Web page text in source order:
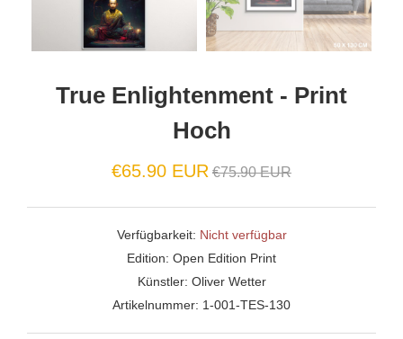
True Enlightenment - Print
Hoch
€65.90 EUR Normaler
€75.90 EUR
Verfügbarkeit: Nicht verfügbar
Edition: Open Edition Print
Künstler: Oliver Wetter
Artikelnummer: 1-001-TES-130